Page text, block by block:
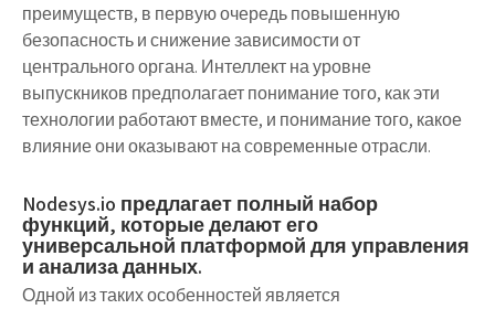
преимуществ, в первую очередь повышенную
безопасность и снижение зависимости от
центрального органа. Интеллект на уровне
выпускников предполагает понимание того, как эти
технологии работают вместе, и понимание того, какое
влияние они оказывают на современные отрасли.
Nodesys.io предлагает полный набор
функций, которые делают его
универсальной платформой для управления
и анализа данных.
Одной из таких особенностей является